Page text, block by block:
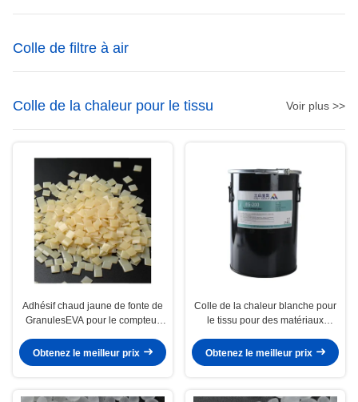
Colle de filtre à air
Colle de la chaleur pour le tissu Voir plus >>
Adhésif chaud jaune de fonte de
GranulesEVA pour le compteur
Obtenez le meilleur prix
Colle de la chaleur blanche pour
le tissu pour des matériaux
Obtenez le meilleur prix